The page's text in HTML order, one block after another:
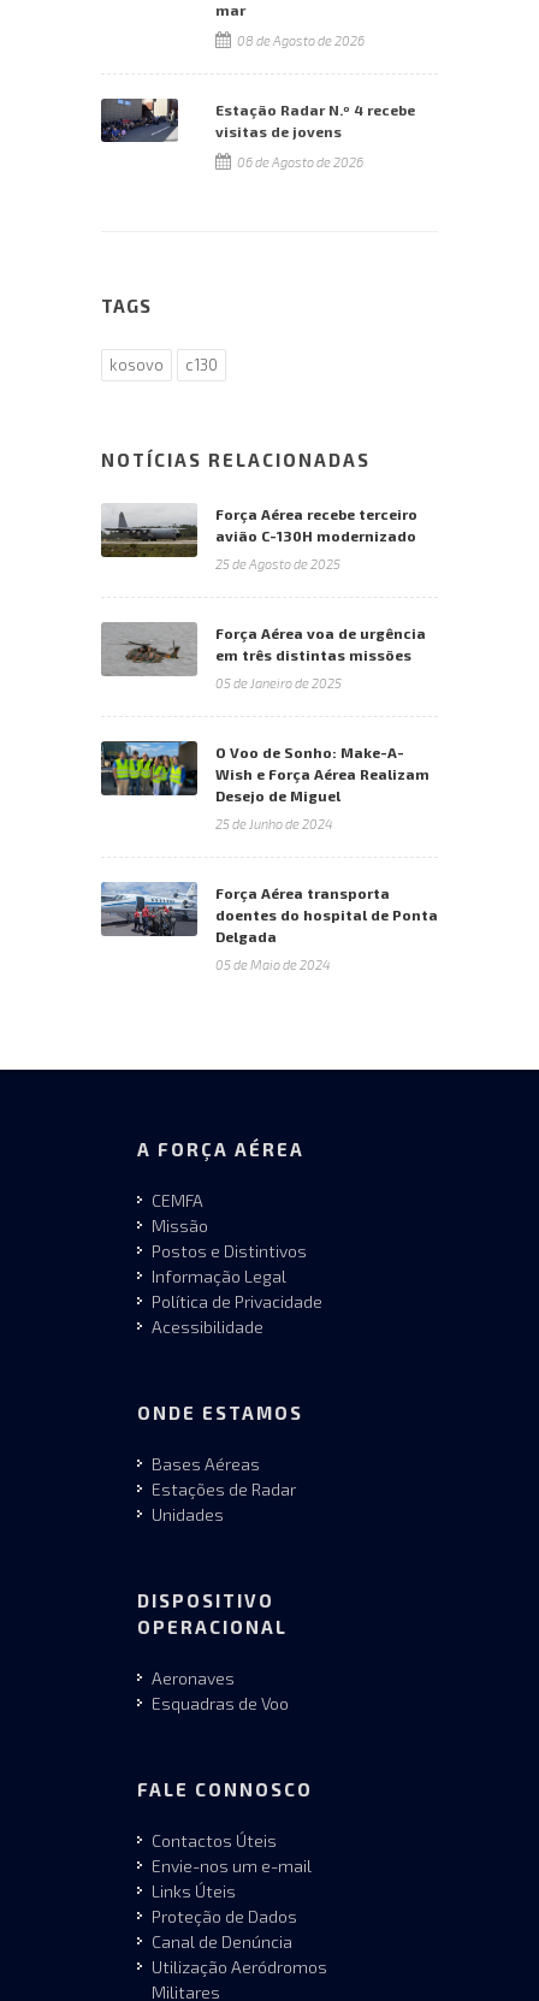
mar
08 de Agosto de 2026
Estação Radar N.º 4 recebe
visitas de jovens
06 de Agosto de 2026
TAGS
kosovo c130
NOTÍCIAS RELACIONADAS
Força Aérea recebe terceiro
avião C-130H modernizado
25 de Agosto de 2025
Força Aérea voa de urgência
em três distintas missões
05 de Janeiro de 2025
O Voo de Sonho: Make-A-
Wish e Força Aérea Realizam
Desejo de Miguel
25 de Junho de 2024
Força Aérea transporta
doentes do hospital de Ponta
Delgada
05 de Maio de 2024
A FORÇA AÉREA
CEMFA
Missão
Postos e Distintivos
Informação Legal
Política de Privacidade
Acessibilidade
ONDE ESTAMOS
Bases Aéreas
Estações de Radar
Unidades
DISPOSITIVO
OPERACIONAL
Aeronaves
Esquadras de Voo
FALE CONNOSCO
Contactos Úteis
Envie-nos um e-mail
Links Úteis
Proteção de Dados
Canal de Denúncia
Utilização Aeródromos
Militares